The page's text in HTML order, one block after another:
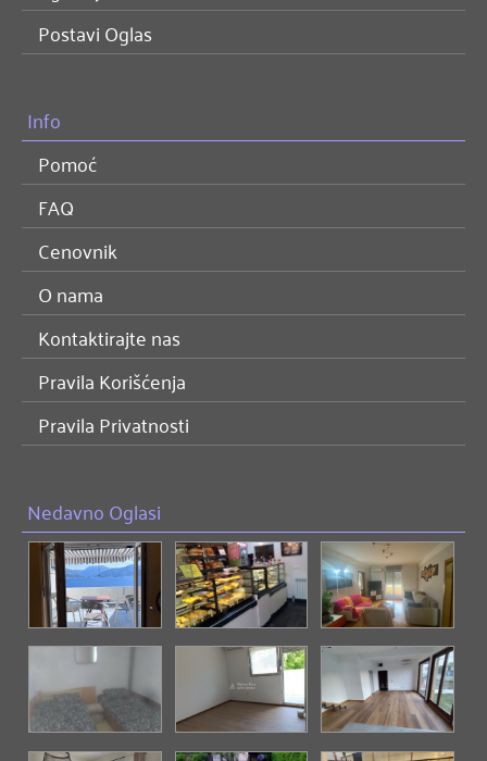
Postavi Oglas
Info
Pomoć
FAQ
Cenovnik
O nama
Kontaktirajte nas
Pravila Korišćenja
Pravila Privatnosti
Nedavno Oglasi